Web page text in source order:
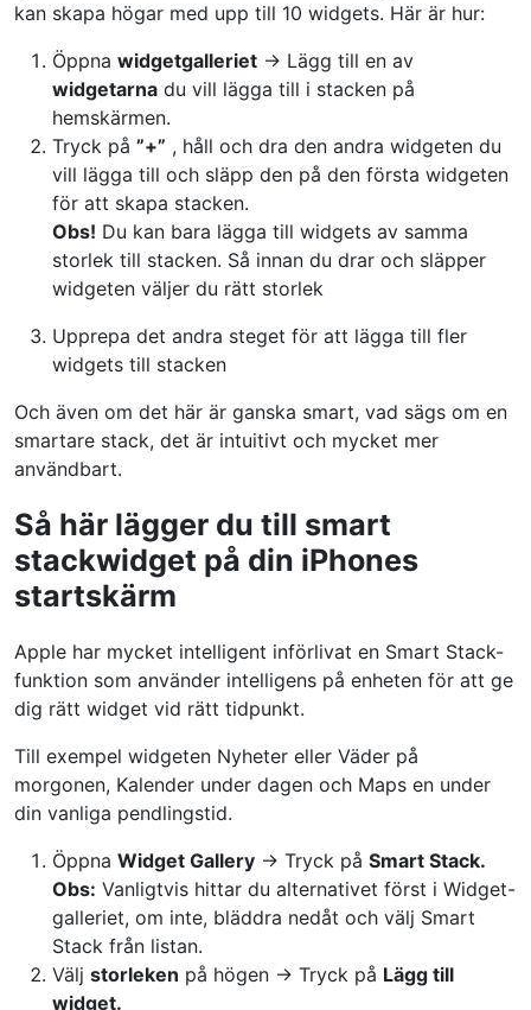
kan skapa högar med upp till 10 widgets. Här är hur:
Öppna widgetgalleriet → Lägg till en av
widgetarna du vill lägga till i stacken på
hemskärmen.
Tryck på ”+” , håll och dra den andra widgeten du
vill lägga till och släpp den på den första widgeten
för att skapa stacken.
Obs! Du kan bara lägga till widgets av samma
storlek till stacken. Så innan du drar och släpper
widgeten väljer du rätt storlek
Upprepa det andra steget för att lägga till fler
widgets till stacken
Och även om det här är ganska smart, vad sägs om en
smartare stack, det är intuitivt och mycket mer
användbart.
Så här lägger du till smart
stackwidget på din iPhones
startskärm
Apple har mycket intelligent införlivat en Smart Stack-
funktion som använder intelligens på enheten för att ge
dig rätt widget vid rätt tidpunkt.
Till exempel widgeten Nyheter eller Väder på
morgonen, Kalender under dagen och Maps en under
din vanliga pendlingstid.
Öppna Widget Gallery → Tryck på Smart Stack.
Obs: Vanligtvis hittar du alternativet först i Widget-
galleriet, om inte, bläddra nedåt och välj Smart
Stack från listan.
Välj storleken på högen → Tryck på Lägg till
widget.